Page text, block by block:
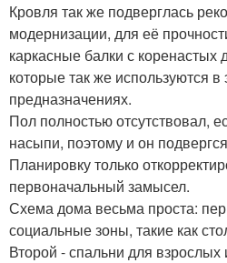
Кровля так же подверглась
модернизации, для её
каркасные балки с коренастых
которые так же используются в
предназначениях.
Пол полностью отсутствовал,
насыпи, поэтому и он
Планировку только
первоначальный замысел.
Схема дома весьма проста:
социальные зоны, такие как
Второй - спальни для взрослых